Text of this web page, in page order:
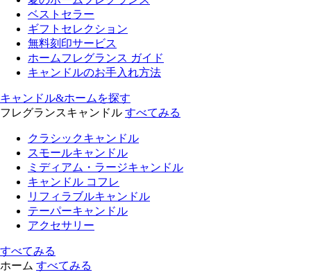
ベストセラー
ギフトセレクション
無料刻印サービス
ホームフレグランス ガイド
キャンドルのお手入れ方法
キャンドル&ホームを探す
フレグランスキャンドル すべてみる
クラシックキャンドル
スモールキャンドル
ミディアム・ラージキャンドル
キャンドル コフレ
リフィラブルキャンドル
テーパーキャンドル
アクセサリー
すべてみる
ホーム すべてみる